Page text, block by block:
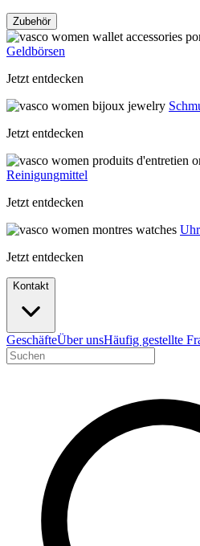
Zubehör
Geldbörsen
Jetzt entdecken
Jetzt entdecken
Reinigungmittel
Jetzt entdecken
Jetzt entdecken
Kontakt
GeschäfteÜber unsHäufig gestellte